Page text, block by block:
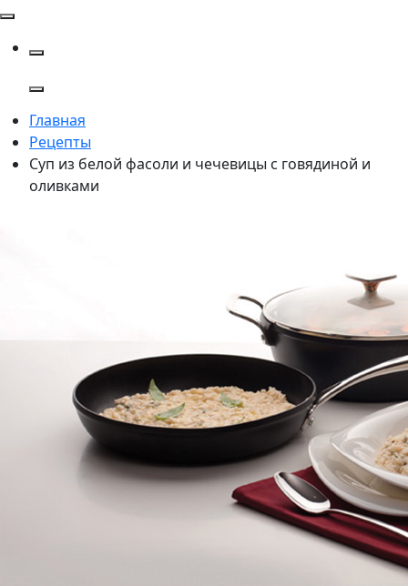
Главная
Рецепты
Суп из белой фасоли и чечевицы с говядиной и
оливками